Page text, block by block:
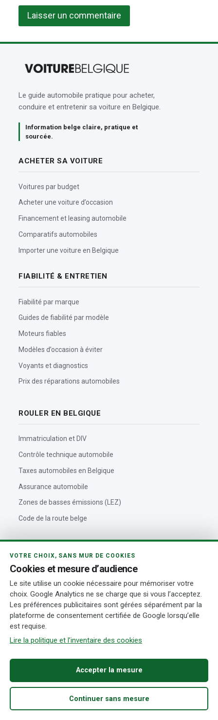
Le guide automobile pratique pour acheter,
conduire et entretenir sa voiture en Belgique.
Information belge claire, pratique et
sourcée.
ACHETER SA VOITURE
Voitures par budget
Acheter une voiture d’occasion
Financement et leasing automobile
Comparatifs automobiles
Importer une voiture en Belgique
FIABILITÉ & ENTRETIEN
Fiabilité par marque
Guides de fiabilité par modèle
Moteurs fiables
Modèles d’occasion à éviter
Voyants et diagnostics
Prix des réparations automobiles
ROULER EN BELGIQUE
Immatriculation et DIV
Contrôle technique automobile
Taxes automobiles en Belgique
Assurance automobile
Zones de basses émissions (LEZ)
Code de la route belge
À propos de VoitureBelgique
Politique éditoriale
Contact
Actualités automobiles
Accueil Acheter Fiabilité Démarches Recherche
© 2026 VoitureBelgique.com Mentions légales
VOTRE CHOIX, SANS MUR DE COOKIES
Cookies et mesure d’audience
Le site utilise un cookie nécessaire pour mémoriser votre
choix. Google Analytics ne se charge que si vous l’acceptez.
Les préférences publicitaires sont gérées séparément par la
plateforme de consentement certifiée de Google lorsqu’elle
est requise.
Lire la politique et l’inventaire des cookies
Accepter la mesure
Continuer sans mesure